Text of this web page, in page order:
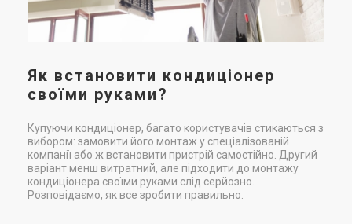
Як встановити кондиціонер
своїми руками?
Купуючи кондиціонер, багато користувачів стикаються з
вибором: замовити його монтаж у спеціалізованій
компанії або ж встановити пристрій самостійно. Другий
варіант менш витратний, але підходити до монтажу
кондиціонера своїми руками слід серйозно.
Розповідаємо, як все зробити правильно.